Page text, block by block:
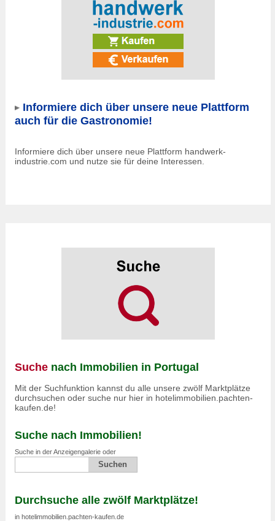
Informiere dich über unsere neue Plattform
auch für die Gastronomie!
Informiere dich über unsere neue Plattform handwerk-
industrie.com und nutze sie für deine Interessen.
Suche nach Immobilien in Portugal
Mit der Suchfunktion kannst du alle unsere zwölf Marktplätze
durchsuchen oder suche nur hier in hotelimmobilien.pachten-
kaufen.de!
Suche nach Immobilien!
Suche in der Anzeigengalerie oder
Durchsuche alle zwölf Marktplätze!
in hotelimmobilien.pachten-kaufen.de